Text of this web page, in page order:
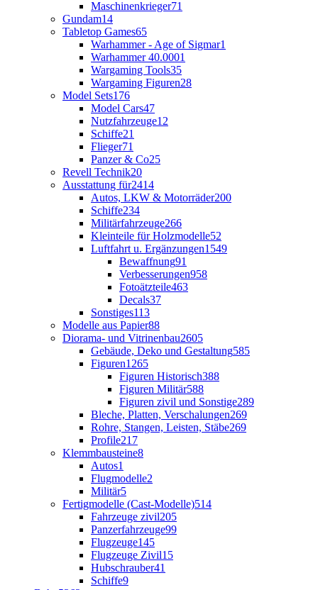
Maschinenkrieger71
Gundam14
Tabletop Games65
Warhammer - Age of Sigmar1
Warhammer 40.0001
Wargaming Tools35
Wargaming Figuren28
Model Sets176
Model Cars47
Nutzfahrzeuge12
Schiffe21
Flieger71
Panzer & Co25
Revell Technik20
Ausstattung für2414
Autos, LKW & Motorräder200
Schiffe234
Militärfahrzeuge266
Kleinteile für Holzmodelle52
Luftfahrt u. Ergänzungen1549
Bewaffnung91
Verbesserungen958
Fotoätzteile463
Decals37
Sonstiges113
Modelle aus Papier88
Diorama- und Vitrinenbau2605
Gebäude, Deko und Gestaltung585
Figuren1265
Figuren Historisch388
Figuren Militär588
Figuren zivil und Sonstige289
Bleche, Platten, Verschalungen269
Rohre, Stangen, Leisten, Stäbe269
Profile217
Klemmbausteine8
Autos1
Flugmodelle2
Militär5
Fertigmodelle (Cast-Modelle)514
Fahrzeuge zivil205
Panzerfahrzeuge99
Flugzeuge145
Flugzeuge Zivil15
Hubschrauber41
Schiffe9